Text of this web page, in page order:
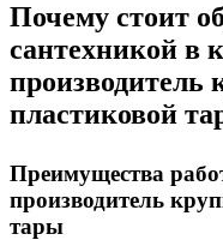
Почему стоит
сантехникой в
производитель
пластиковой
Преимущества
производитель
тары